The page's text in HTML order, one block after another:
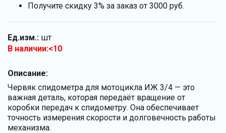
Получите скидку 3% за заказ от 3000 руб.
Ед.изм.: шт
В наличии:<10
Описание:
Червяк спидометра для мотоцикла ИЖ 3/4 — это
важная деталь, которая передаёт вращение от
коробки передач к спидометру. Она обеспечивает
точность измерения скорости и долговечность работы
механизма.